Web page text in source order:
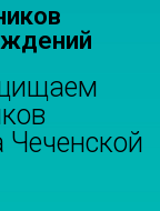
Чеченской